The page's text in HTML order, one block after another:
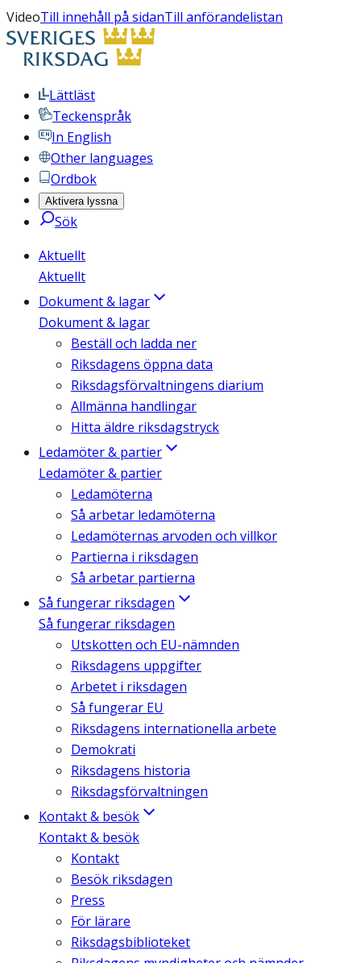
VideoTill innehåll på sidanTill anförandelistan
Lättläst
Teckenspråk
In English
Other languages
Ordbok
Aktivera lyssna
Sök
Aktuellt
Aktuellt
Dokument & lagar
Dokument & lagar
Beställ och ladda ner
Riksdagens öppna data
Riksdagsförvaltningens diarium
Allmänna handlingar
Hitta äldre riksdagstryck
Ledamöter & partier
Ledamöter & partier
Ledamöterna
Så arbetar ledamöterna
Ledamöternas arvoden och villkor
Partierna i riksdagen
Så arbetar partierna
Så fungerar riksdagen
Så fungerar riksdagen
Utskotten och EU-nämnden
Riksdagens uppgifter
Arbetet i riksdagen
Så fungerar EU
Riksdagens internationella arbete
Demokrati
Riksdagens historia
Riksdagsförvaltningen
Kontakt & besök
Kontakt & besök
Kontakt
Besök riksdagen
Press
För lärare
Riksdagsbiblioteket